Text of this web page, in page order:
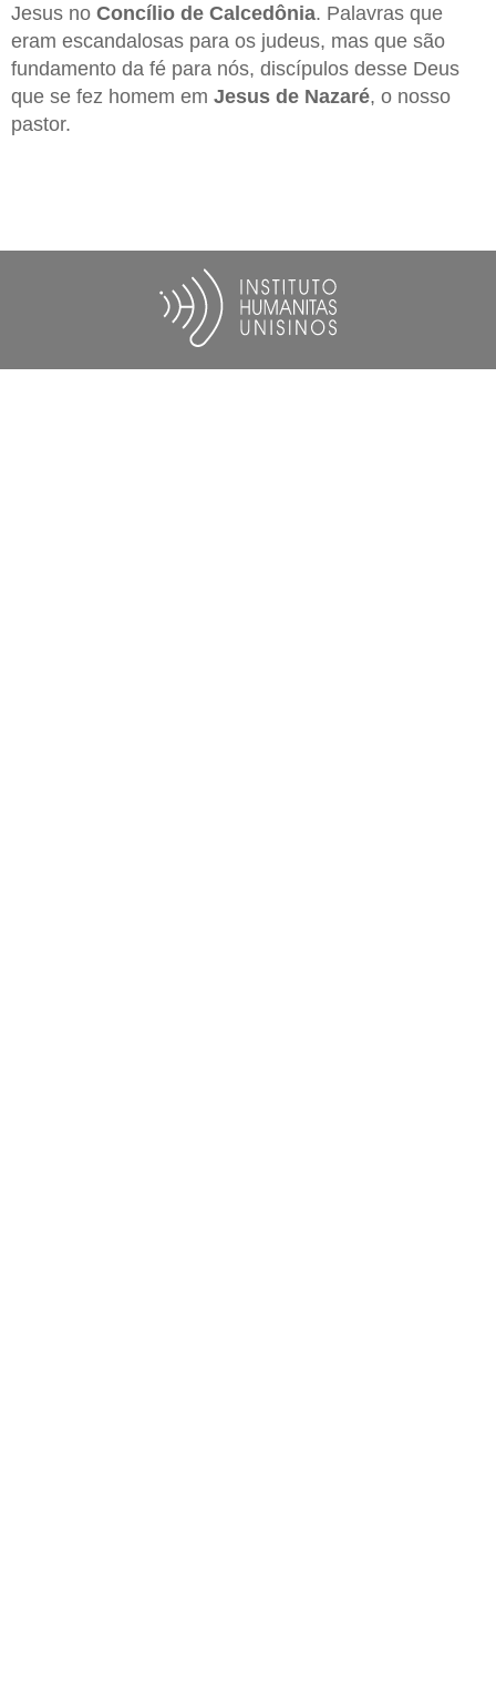
Jesus no Concílio de Calcedônia. Palavras que
eram escandalosas para os judeus, mas que são
fundamento da fé para nós, discípulos desse Deus
que se fez homem em Jesus de Nazaré, o nosso
pastor.